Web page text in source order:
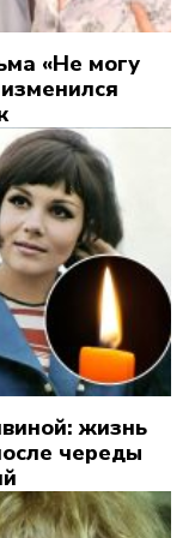
«Не могу
жизнь
череды